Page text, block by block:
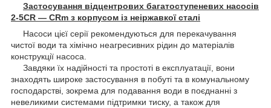
Застосування відцентрових багатоступеневих насосів
2-5CR — CRm з корпусом із неіржавкої сталі
Насоси цієї серії рекомендуються для перекачування
чистої води та хімічно неагресивних рідин до матеріалів
конструкції насоса.
Завдяки їх надійності та простоті в експлуатації, вони
знаходять широке застосування в побуті та в комунальному
господарстві, зокрема для подавання води в поєднанні з
невеликими системами підтримки тиску, а також для